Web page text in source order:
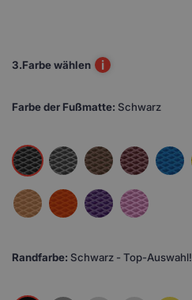
3.Farbe wählen i
Farbe der Fußmatte: Schwarz
Randfarbe: Schwarz - Top-Auswahl!